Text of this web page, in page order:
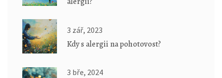
3 zář, 2023
Kdy s alergii na pohotovost?
3 bře, 2024